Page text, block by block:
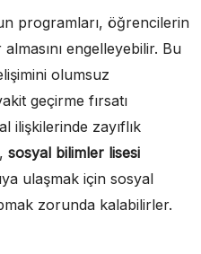
programları, öğrencilerin
engelleyebilir. Bu
olumsuz
geçirme fırsatı
ilişkilerinde zayıflık
sosyal bilimler lisesi
ulaşmak için sosyal
zorunda kalabilirler.